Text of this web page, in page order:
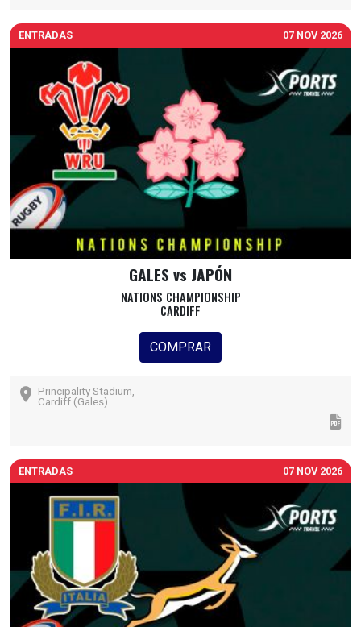
ENTRADAS 07 NOV 2026
GALES vs JAPÓN
NATIONS CHAMPIONSHIP
CARDIFF
COMPRAR
Principality Stadium,
Cardiff (Gales)
ENTRADAS 07 NOV 2026